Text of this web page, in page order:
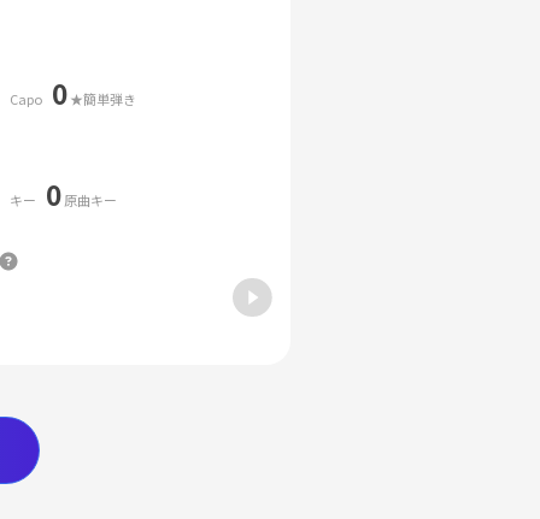
Capo 0★簡単弾き
キー 0原曲キー